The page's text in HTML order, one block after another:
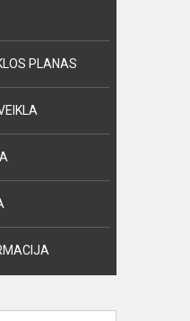
PLANAS